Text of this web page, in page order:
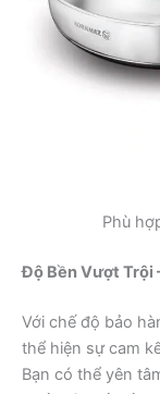
Phù
Độ Bền Vượt Trội
Với chế độ bảo
thể hiện sự cam
Bạn có thể yên